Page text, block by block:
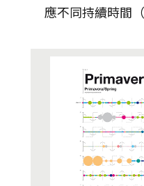
應不同持續時間